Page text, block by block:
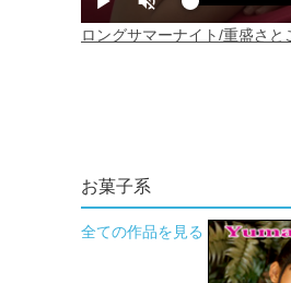
お菓子系
全ての作品を見る